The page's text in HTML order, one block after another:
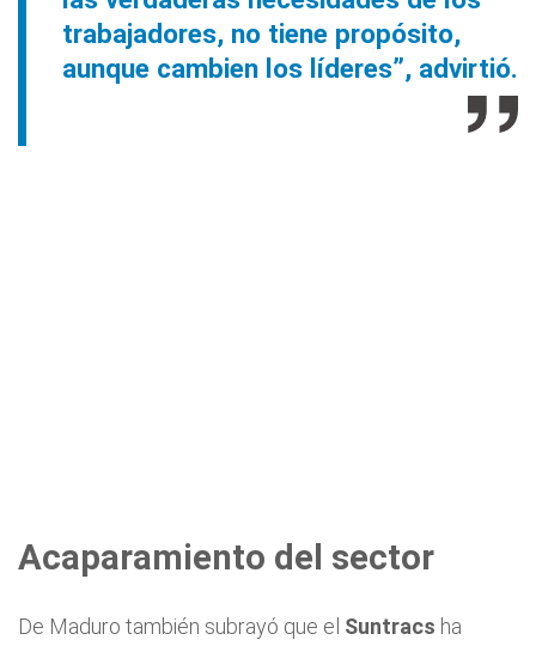
trabajadores, no tiene propósito,
aunque cambien los líderes”, advirtió.
Acaparamiento del sector
De Maduro también subrayó que el Suntracs ha